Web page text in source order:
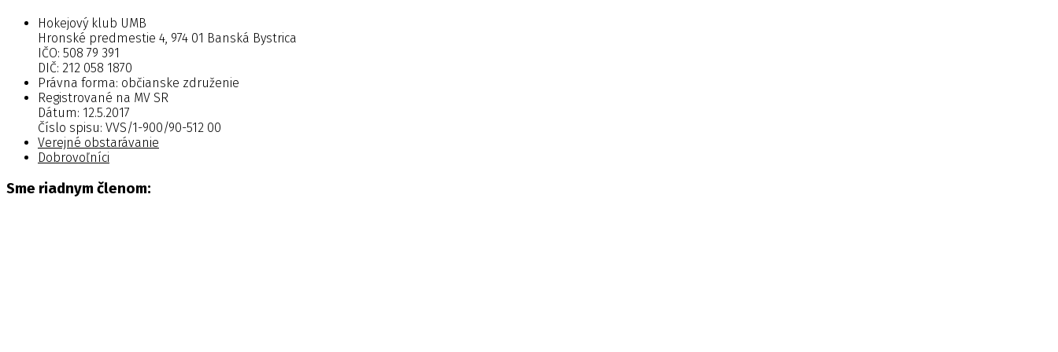
Hokejový klub UMB
Hronské predmestie 4, 974 01 Banská Bystrica
IČO: 508 79 391
DIČ: 212 058 1870
Právna forma: občianske združenie
Registrované na MV SR
Dátum: 12.5.2017
Číslo spisu: VVS/1-900/90-512 00
Verejné obstarávanie
Dobrovoľníci
Sme riadnym členom: